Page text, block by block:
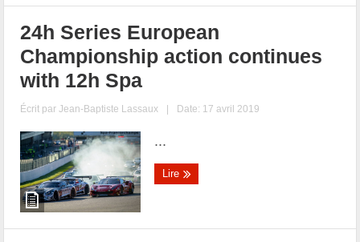
24h Series European
Championship action continues
with 12h Spa
Écrit parJean-Baptiste Lassaux | Date: 17 avril 2019
...
Lire